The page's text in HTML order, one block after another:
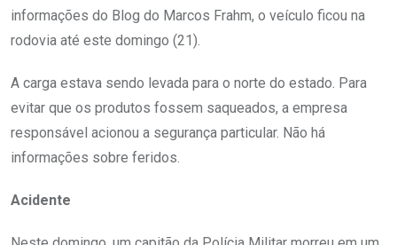
informações do Blog do Marcos Frahm, o veículo ficou na
rodovia até este domingo (21).
A carga estava sendo levada para o norte do estado. Para
evitar que os produtos fossem saqueados, a empresa
responsável acionou a segurança particular. Não há
informações sobre feridos.
Acidente